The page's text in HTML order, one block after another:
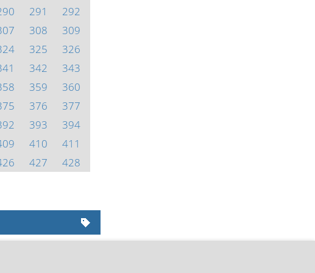
291
292
308
309
325
326
342
343
359
360
376
377
393
394
410
411
427
428